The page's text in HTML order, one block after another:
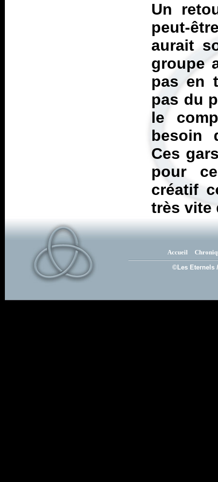
Un
peut-
aurait
groupe
pas en
pas du
le
besoin
Ces
pour
créatif
très vite
Accueil
©Les Eternels